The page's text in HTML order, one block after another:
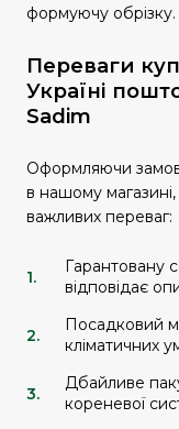
формуючу обрізку.
Переваги
Україні
Sadim
Оформляючи
в нашому магазині,
важливих переваг:
Гарантовану
відповідає
Посадковий
кліматичних
Дбайливе
кореневої